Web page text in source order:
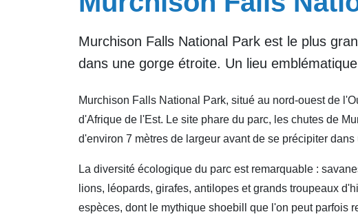
Murchison Falls National Park est le plus
dans une gorge étroite. Un lieu
Murchison Falls National Park, situé au nord-ouest de
d'Afrique de l'Est. Le site phare du parc, les chutes de
d'environ 7 mètres de largeur avant de se précipiter
La diversité écologique du parc est remarquable :
lions, léopards, girafes, antilopes et grands troupeaux
espèces, dont le mythique shoebill que l'on peut parfois